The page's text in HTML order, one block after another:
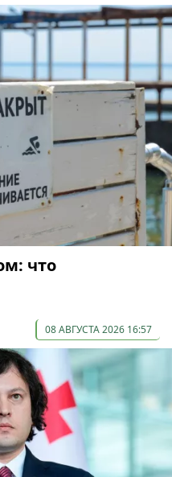
что
08 АВГУСТА 2026 16:57